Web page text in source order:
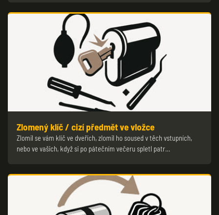
Zlomený klíč / cizí předmět ve vložce
Zlomil se vám klíč ve dveřích, zlomil ho soused v těch vstupních,
nebo ve vašich, když si po pátečním večeru spletl patr…